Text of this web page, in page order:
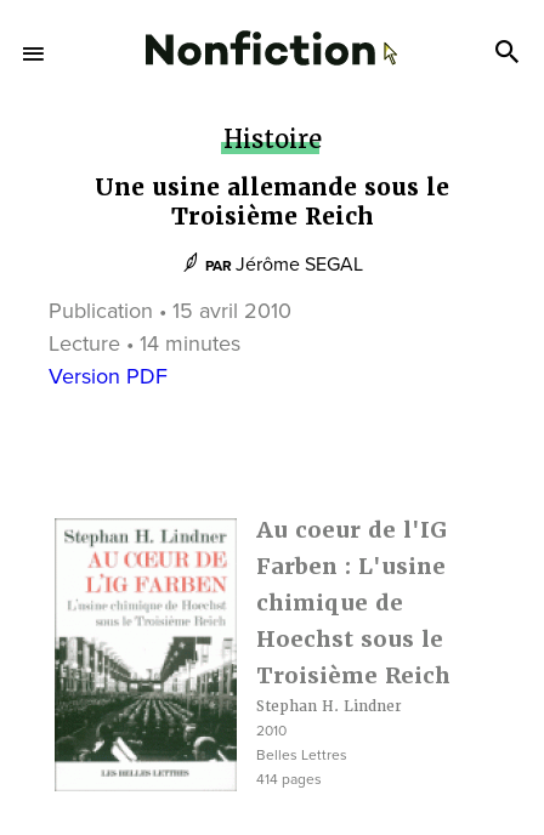
Histoire
Une usine allemande sous le
Troisième Reich
PAR Jérôme SEGAL
Publication • 15 avril 2010
Lecture • 14 minutes
Version PDF
Au coeur de l'IG
Farben : L'usine
chimique de
Hoechst sous le
Troisième Reich
Stephan H. Lindner
2010
Belles Lettres
414 pages